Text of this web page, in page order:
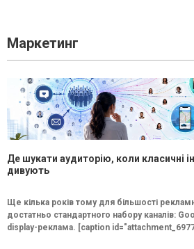
Маркетинг
Де шукати аудиторію, коли класичні
дивують
Ще кілька років тому для більшості
достатньо стандартного набору каналів:
display-реклама. [caption